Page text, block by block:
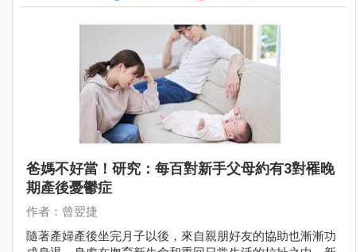
爸媽不好當！研究：每百對新手父母約有3對罹晚
期產後憂鬱症
作者：曾翌捷
隨著產婦產後坐完月子以後，來自親朋好友的協助也漸漸功